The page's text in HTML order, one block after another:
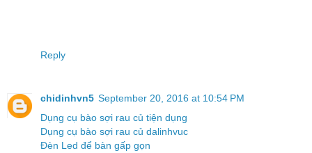
Reply
chidinhvn5 September 20, 2016 at 10:54 PM
Dụng cụ bào sợi rau củ tiện dụng
Dụng cụ bào sợi rau củ dalinhvuc
Đèn Led để bàn gấp gọn